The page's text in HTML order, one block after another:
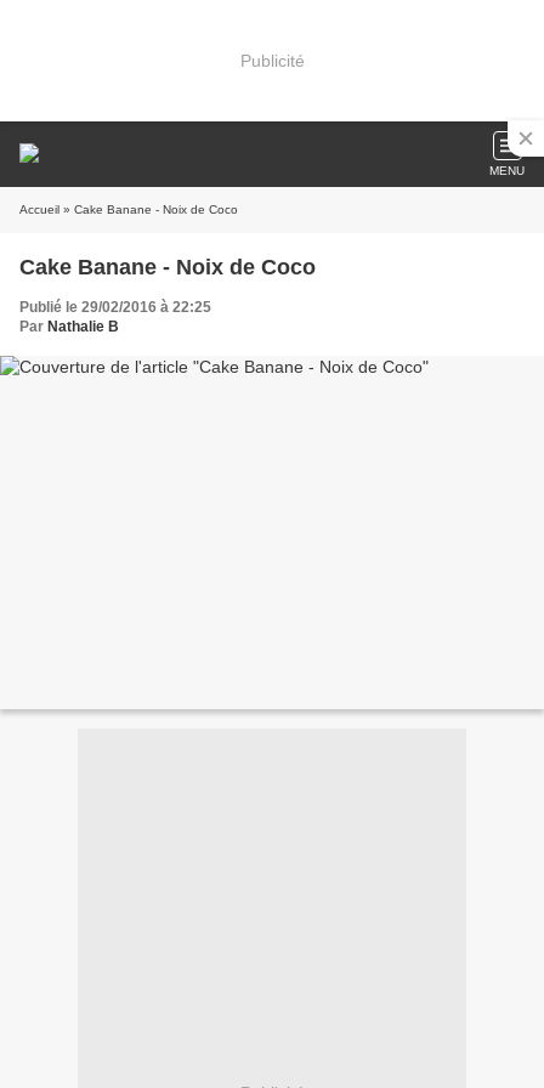
Publicité
MENU
Accueil » Cake Banane - Noix de Coco
Cake Banane - Noix de Coco
Publié le 29/02/2016 à 22:25
Par Nathalie B